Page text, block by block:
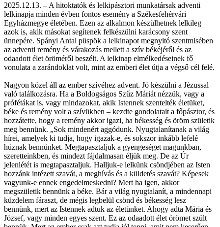
2025.12.13. – A hitoktatók és lelkipásztori munkatársak adventi
lelkinapja minden évben fontos esemény a Székesfehérvári
Egyházmegye életében. Ezen az alkalmon készülhetnek lelkileg
azok is, akik másokat segítenek felkészülni karácsony szent
ünnepére. Spányi Antal püspök a lelkinapot megnyitó szentmisében
az adventi remény és várakozás mellett a szív békéjéről és az
odaadott élet öröméről beszélt. A lelkinap elmélkedéseinek fő
vonulata a zarándoklat volt, mint az emberi élet útja a végső cél felé.
Nagyon közel áll az ember szívéhez advent. Jó készülni a Jézussal
való találkozásra. Ha a Boldogságos Szűz Máriát nézzük, vagy a
prófétákat is, vagy mindazokat, akik Istennek szentelték életüket,
béke és remény volt a szívükben – kezdte gondolatait a főpásztor, és
hozzátette, hogy a remény akkor igazi, ha békesség és öröm születik
meg bennünk. „Sok mindenért aggódunk. Nyugtalanítanak a világ
hírei, amelyek ki tudja, hogy igazak-e, és sokszor inkább lefelé
húznak bennünket. Megtapasztaljuk a gyengeséget magunkban,
szeretteinkben, és mindezt fájdalmasan éljük meg. De az Úr
jelenlétét is megtapasztaljuk. Halljuk-e lelkünk csöndjében az Isten
hozzánk intézett szavát, a meghívás és a küldetés szavát? Képesek
vagyunk-e ennek engedelmeskedni? Mert ha igen, akkor
megszületik bennünk a béke. Bár a világ nyugtalanít, a mindennapi
küzdelem fáraszt, de mégis legbelül csönd és békesség lesz
bennünk, mert az Istennek adtuk az életünket. Ahogy adta Mária és
József, vagy minden egyes szent. Ez az odaadott élet örömet szült